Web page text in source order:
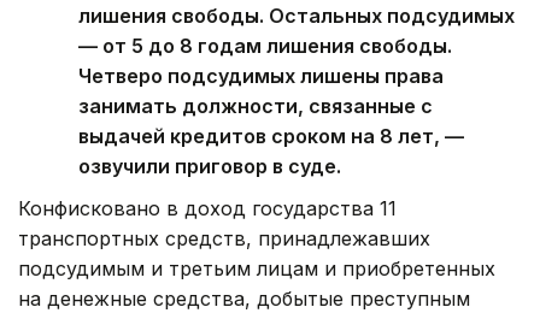
лишения свободы. Остальных подсудимых
— от 5 до 8 годам лишения свободы.
Четверо подсудимых лишены права
занимать должности, связанные с
выдачей кредитов сроком на 8 лет, —
озвучили приговор в суде.
Конфисковано в доход государства 11
транспортных средств, принадлежавших
подсудимым и третьим лицам и приобретенных
на денежные средства, добытые преступным